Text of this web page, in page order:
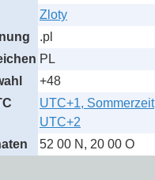
Zloty
.pl
PL
+48
UTC+1, Sommerzeit
UTC+2
52 00 N, 20 00 O